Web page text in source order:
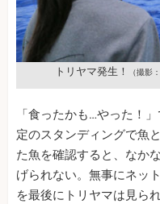
トリヤマ発生！ （撮影
「食ったかも…やった！
定のスタンディングで魚
た魚を確認すると、なか
げられない。無事にネッ
を最後にトリヤマは見ら